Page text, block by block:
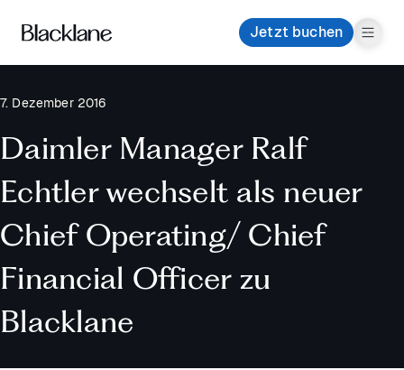
Jetzt buchen
7. Dezember 2016
Daimler Manager Ralf
Echtler wechselt als neuer
Chief Operating/ Chief
Financial Officer zu
Blacklane